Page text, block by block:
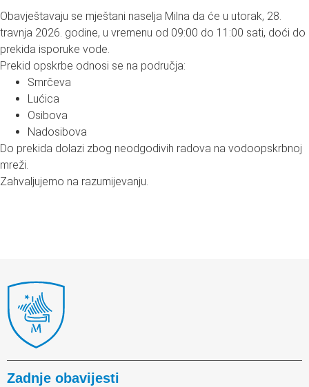
Obavještavaju se mještani naselja Milna da će u utorak, 28.
travnja 2026. godine, u vremenu od 09:00 do 11:00 sati, doći do
prekida isporuke vode.
Prekid opskrbe odnosi se na područja:
Smrčeva
Lućica
Osibova
Nadosibova
Do prekida dolazi zbog neodgodivih radova na vodoopskrbnoj
mreži.
Zahvaljujemo na razumijevanju.
Zadnje obavijesti